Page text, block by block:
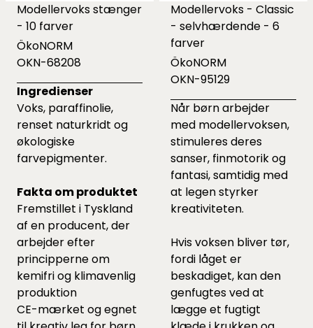
Modellervoks stænger
- 10 farver
ÖkoNORM
OKN-68208
Ingredienser
Voks, paraffinolie,
renset naturkridt og
økologiske
farvepigmenter.
Fakta om produktet
Fremstillet i Tyskland
af en producent, der
arbejder efter
principperne om
kemifri og klimavenlig
produktion
CE-mærket og egnet
Modellervoks - Classic
- selvhærdende - 6
farver
ÖkoNORM
OKN-95129
Når børn arbejder
med modellervoksen,
stimuleres deres
sanser, finmotorik og
fantasi, samtidig med
at legen styrker
kreativiteten.
Hvis voksen bliver tør,
fordi låget er
beskadiget, kan den
genfugtes ved at
lægge et fugtigt